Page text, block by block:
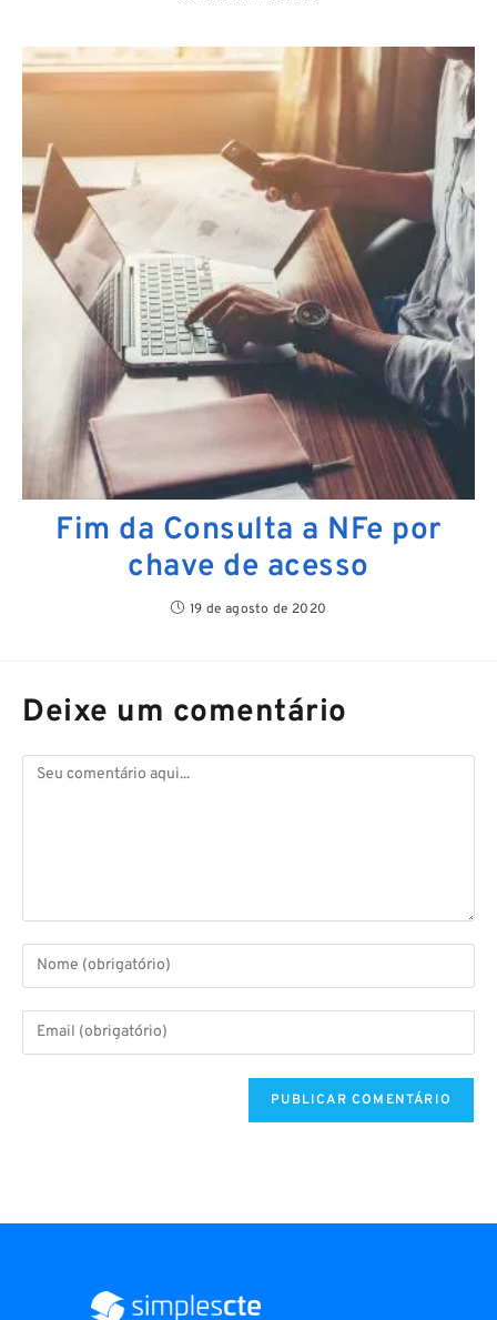
Fim da Consulta a NFe por
chave de acesso
19 de agosto de 2020
Deixe um comentário